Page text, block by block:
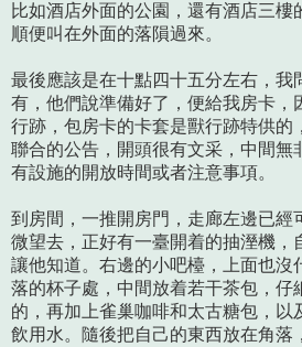
比如酒店外面的公園，還有酒店三樓
順便叫在外面的落隕過來。
最後應該是在十點四十五分左右，我
有，他們說準備好了，便給我房卡，
行跡，包房卡的卡套是獸行跡特供的
聯合的公告，開頭很有文采，中間無
有設施的開放時間或者注意事項。
到房間，一推開房門，走廊左邊已經
微望去，正好有一臺開着的抽溼機，
讓他知道。右邊的小吧檯，上面也沒
落的杯子處，中間放着若干茶包，仔
的，再加上雀巢咖啡和太古糖包，以
飲用水。隨後把自己的東西放在角落